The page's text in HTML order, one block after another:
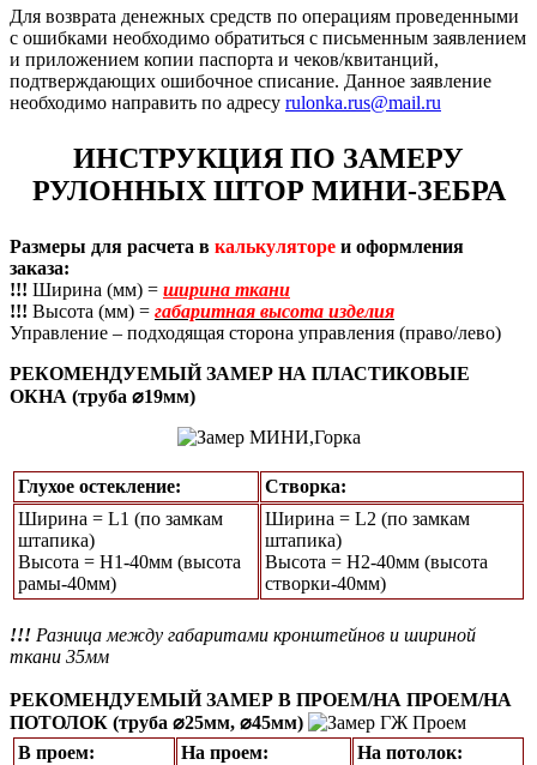
Для возврата денежных средств по операциям проведенными
с ошибками необходимо обратиться с письменным заявлением
и приложением копии паспорта и чеков/квитанций,
подтверждающих ошибочное списание. Данное заявление
необходимо направить по адресу rulonka.rus@mail.ru
ИНСТРУКЦИЯ ПО ЗАМЕРУ
РУЛОННЫХ ШТОР МИНИ-ЗЕБРА
Размеры для расчета в калькуляторе и оформления
заказа:
!!! Ширина (мм) = ширина ткани
!!! Высота (мм) = габаритная высота изделия
Управление – подходящая сторона управления (право/лево)
РЕКОМЕНДУЕМЫЙ ЗАМЕР НА ПЛАСТИКОВЫЕ
ОКНА (труба ⌀19мм)
Глухое остекление:
Створка:
Ширина = L1 (по замкам
штапика)
Высота = Н1-40мм (высота
рамы-40мм)
Ширина = L2 (по замкам
штапика)
Высота = H2-40мм (высота
створки-40мм)
!!! Разница между габаритами кронштейнов и шириной
ткани 35мм
РЕКОМЕНДУЕМЫЙ ЗАМЕР В ПРОЕМ/НА ПРОЕМ/НА
ПОТОЛОК (труба ⌀25мм, ⌀45мм)
В проем:
На проем:
На потолок: